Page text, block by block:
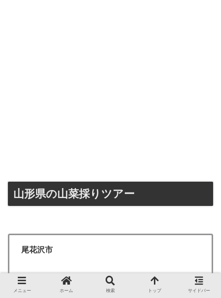
山形県の山菜採りツアー
尾花沢市
高い山運開き＆山菜まつり – 尾花沢市ほその村
メニュー ホーム 検索 トップ サイドバー